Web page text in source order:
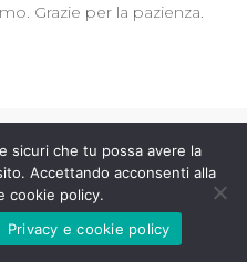
Grazie per la pazienza.
sicuri che tu possa avere la
Accettando acconsenti alla
cookie policy.
Privacy e cookie policy